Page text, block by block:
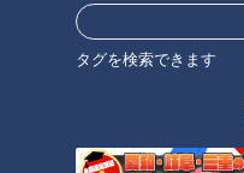
タグを検索できます